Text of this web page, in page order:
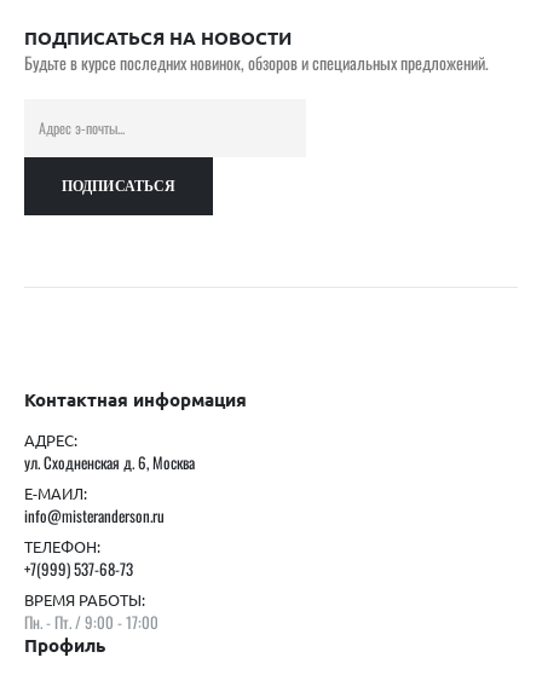
ПОДПИСАТЬСЯ НА НОВОСТИ
Будьте в курсе последних новинок, обзоров и специальных предложений.
Контактная информация
АДРЕС:
ул. Сходненская д. 6, Москва
Е-МАИЛ:
info@misteranderson.ru
ТЕЛЕФОН:
+7(999) 537-68-73
ВРЕМЯ РАБОТЫ:
Пн. - Пт. / 9:00 - 17:00
Профиль